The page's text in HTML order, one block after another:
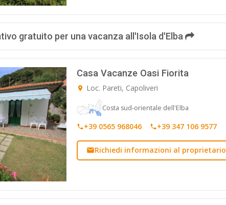
gratuito per una vacanza all'Isola d'Elba
Casa Vacanze Oasi Fiorita
Loc. Pareti, Capoliveri
Costa sud-orientale dell'Elba
+39 0565 968046 +39 347 106 9577
Richiedi informazioni al proprietario